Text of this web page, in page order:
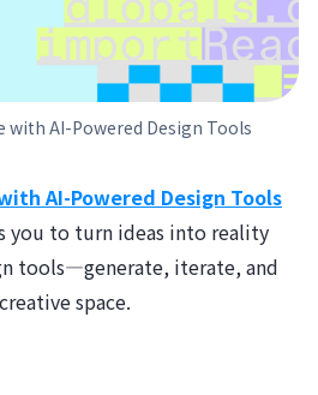
with AI-Powered Design Tools
AI-Powered Design Tools
you to turn ideas into reality
tools—generate, iterate, and
space.